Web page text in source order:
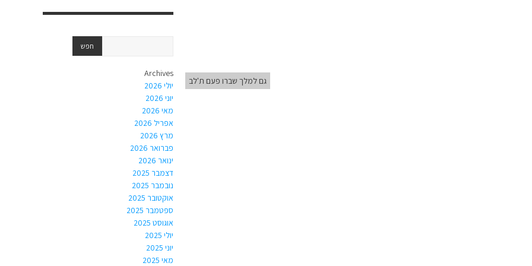
גם למלך שברו פעם ת'לב
Archives
יולי 2026
יוני 2026
מאי 2026
אפריל 2026
מרץ 2026
פברואר 2026
ינואר 2026
דצמבר 2025
נובמבר 2025
אוקטובר 2025
ספטמבר 2025
אוגוסט 2025
יולי 2025
יוני 2025
מאי 2025